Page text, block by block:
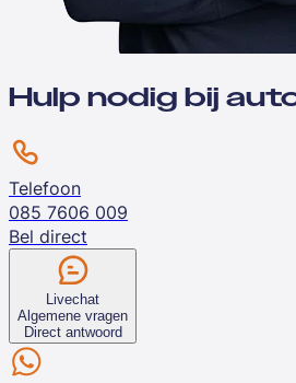
Hulp nodig bij
Telefoon
085 7606 009
Bel direct
Livechat
Algemene vragen
Direct antwoord